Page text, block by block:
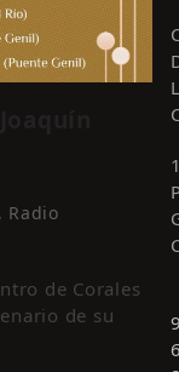
, Radio
de Corales
de su